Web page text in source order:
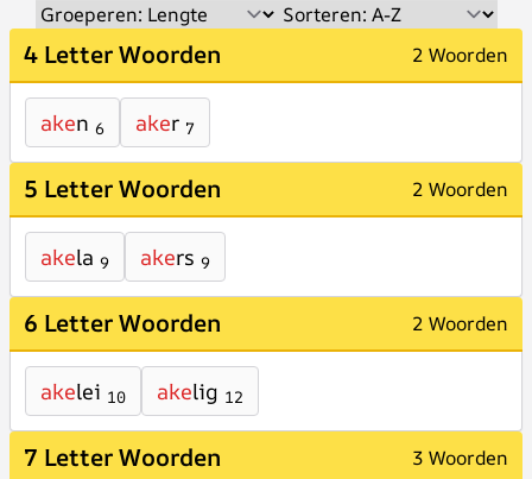
4 Letter Woorden 2 Woorden
aken 6 aker 7
5 Letter Woorden 2 Woorden
akela 9 akers 9
6 Letter Woorden 2 Woorden
akelei 10 akelig 12
7 Letter Woorden 3 Woorden